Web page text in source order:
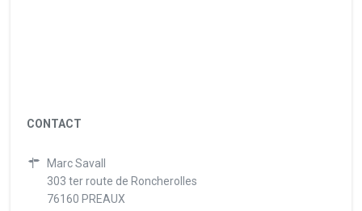
CONTACT
Marc Savall
303 ter route de Roncherolles
76160 PREAUX